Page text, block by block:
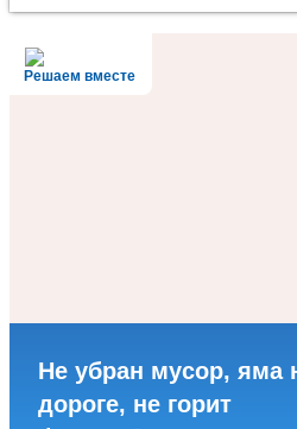
Решаем вместе
Не убран мусор, яма
дороге, не горит